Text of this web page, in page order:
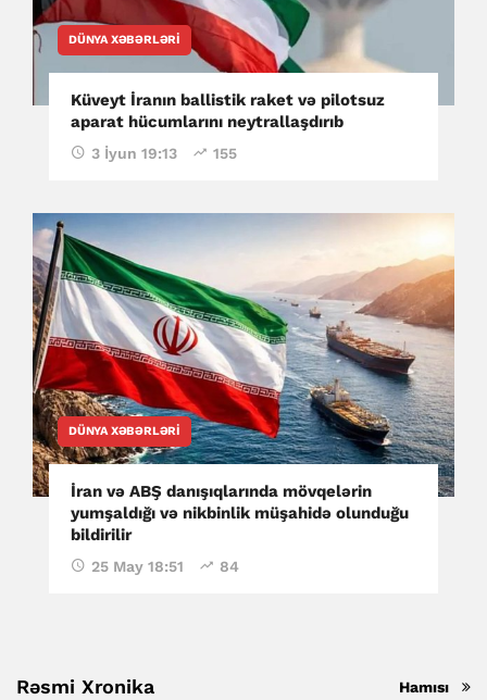
DÜNYA XƏBƏRLƏRI
Küveyt İranın ballistik raket və pilotsuz
aparat hücumlarını neytrallaşdırıb
3 İyun 19:13 155
DÜNYA XƏBƏRLƏRI
İran və ABŞ danışıqlarında mövqelərin
yumşaldığı və nikbinlik müşahidə olunduğu
bildirilir
25 May 18:51 84
Rəsmi Xronika Hamısı